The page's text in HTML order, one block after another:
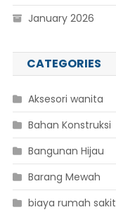
January 2026
CATEGORIES
Aksesori wanita
Bahan Konstruksi
Bangunan Hijau
Barang Mewah
biaya rumah sakit